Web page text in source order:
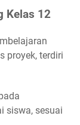
Kelas 12
proyek, terdiri
siswa, sesuai